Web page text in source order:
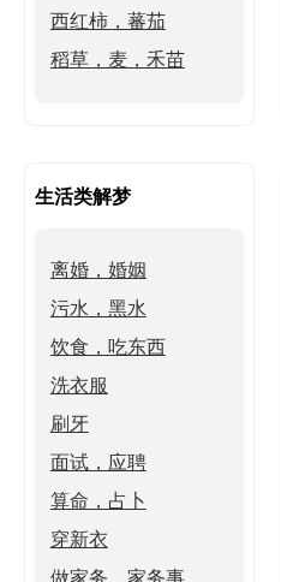
西红柿，蕃茄
稻草，麦，禾苗
生活类解梦
离婚，婚姻
污水，黑水
饮食，吃东西
洗衣服
刷牙
面试，应聘
算命，占卜
穿新衣
做家务，家务事